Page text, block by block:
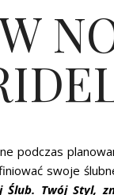
podczas
swoje
Twój Styl,